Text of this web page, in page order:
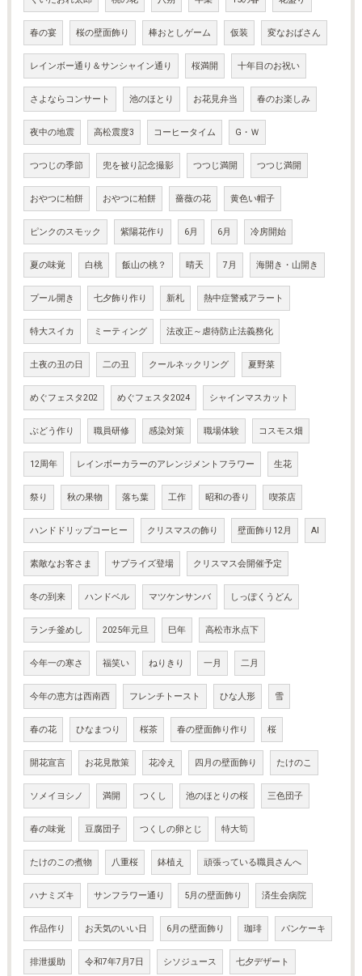
春の宴 桜の壁面飾り 棒おとしゲーム 仮装 変なおばさん
レインボー通り＆サンシャイン通り 桜満開 十年目のお祝い
さよならコンサート 池のほとり お花見弁当 春のお楽しみ
夜中の地震 高松震度3 コーヒータイム G・Ｗ
つつじの季節 兜を被り記念撮影 つつじ満開 つつじ満開
おやつに柏餅 おやつに柏餅 薔薇の花 黄色い帽子
ピンクのスモック 紫陽花作り 6月 6月 冷房開始
夏の味覚 白桃 飯山の桃？ 晴天 7月 海開き・山開き
プール開き 七夕飾り作り 新札 熱中症警戒アラート
特大スイカ ミーティング 法改正～虐待防止法義務化
土夜の丑の日 二の丑 クールネックリング 夏野菜
めぐフェスタ202 めぐフェスタ2024 シャインマスカット
ぶどう作り 職員研修 感染対策 職場体験 コスモス畑
12周年 レインボーカラーのアレンジメントフラワー 生花
祭り 秋の果物 落ち葉 工作 昭和の香り 喫茶店
ハンドドリップコーヒー クリスマスの飾り 壁面飾り12月 AI
素敵なお客さま サプライズ登場 クリスマス会開催予定
冬の到来 ハンドベル マツケンサンバ しっぽくうどん
ランチ釜めし 2025年元旦 巳年 高松市氷点下
今年一の寒さ 福笑い ねりきり 一月 二月
今年の恵方は西南西 フレンチトースト ひな人形 雪
春の花 ひなまつり 桜茶 春の壁面飾り作り 桜
開花宣言 お花見散策 花冷え 四月の壁面飾り たけのこ
ソメイヨシノ 満開 つくし 池のほとりの桜 三色団子
春の味覚 豆腐団子 つくしの卵とじ 特大筍
たけのこの煮物 八重桜 鉢植え 頑張っている職員さんへ
ハナミズキ サンフラワー通り 5月の壁面飾り 済生会病院
作品作り お天気のいい日 6月の壁面飾り 珈琲 パンケーキ
排泄援助 令和7年7月7日 シソジュース 七夕デザート